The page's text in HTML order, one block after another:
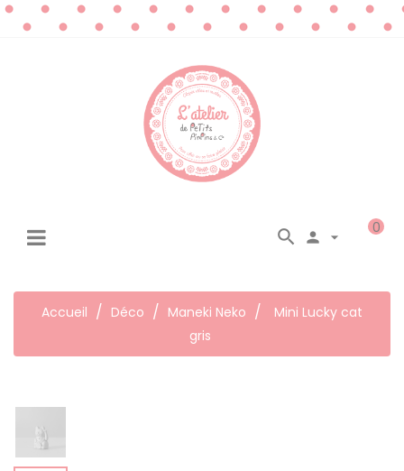
0
 

Accueil Déco Maneki Neko
Mini Lucky cat
gris